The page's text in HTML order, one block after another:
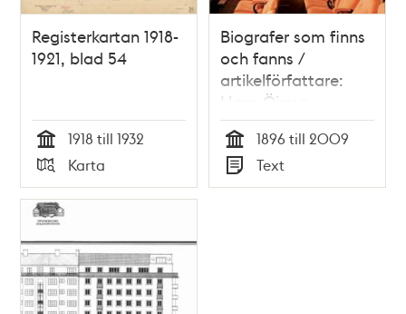
Registerkartan 1918-
1921, blad 54
Tid
1918 till 1932
Typ
Karta
Biografer som finns
och fanns /
artikelförfattare:
Hans Öjmyr
Tid
1896 till 2009
Typ
Text